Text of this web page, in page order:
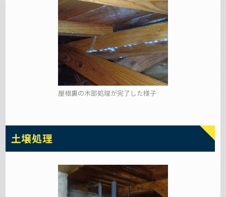
屋根裏の木部処理が完了した様子
土壌処理